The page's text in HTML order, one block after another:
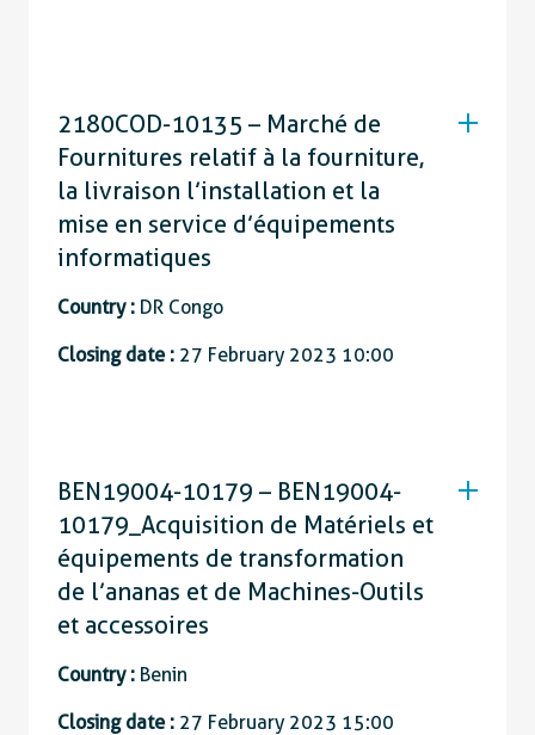
2180COD-10135 – Marché de
Fournitures relatif à la fourniture,
la livraison l’installation et la
mise en service d’équipements
informatiques
Country : DR Congo
Closing date : 27 February 2023 10:00
BEN19004-10179 – BEN19004-
10179_Acquisition de Matériels et
équipements de transformation
de l’ananas et de Machines-Outils
et accessoires
Country : Benin
Closing date : 27 February 2023 15:00